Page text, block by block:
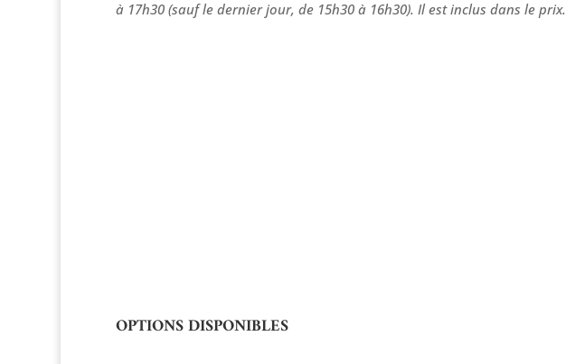
à 17h30 (sauf le dernier jour, de 15h30 à 16h30). Il est inclus dans le prix.
OPTIONS DISPONIBLES